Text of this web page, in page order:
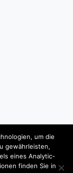
um die
gewährleisten,
eines Analytic-
finden Sie in